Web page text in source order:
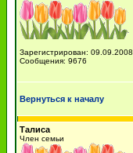
Зарегистрирован: 09.09.2008
Сообщения: 9676
Вернуться к началу
Талиса
Член семьи